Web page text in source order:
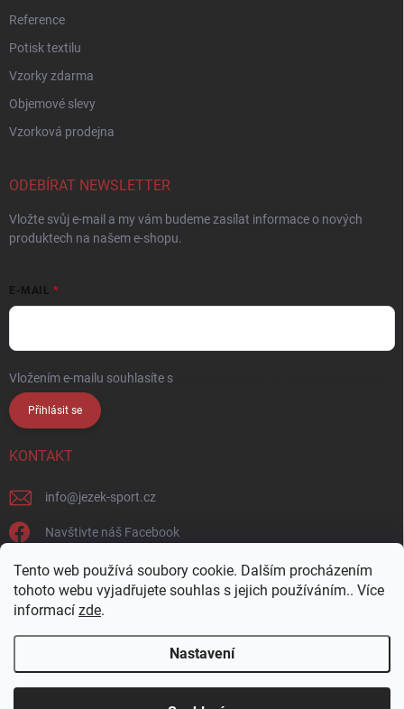
Tento web používá soubory cookie. Dalším procházením
tohoto webu vyjadřujete souhlas s jejich používáním.. Více
informací zde.
Nastavení
Reference
Potisk textilu
Vzorky zdarma
Objemové slevy
Vzorková prodejna
ODEBÍRAT NEWSLETTER
Vložte svůj e-mail a my vám budeme zasílat informace o nových
produktech na našem e-shopu.
E-MAIL
Vložením e-mailu souhlasíte s
Přihlásit se
KONTAKT
info@jezek-sport.cz
Navštivte náš Facebook
jezek_sport_np/
Copyright 2026Ježek sport s.r.o.. Všechna práva vyhrazena.Upravit
nastavení cookies